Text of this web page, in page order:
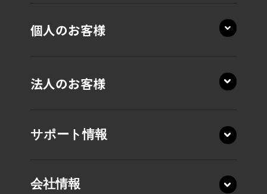
個人のお客様
法人のお客様
サポート情報
会社情報